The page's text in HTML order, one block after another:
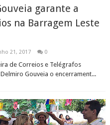
garante a
na Barragem Leste
21, 2017 0
de Correios e Telégrafos
Gouveia o encerrament...